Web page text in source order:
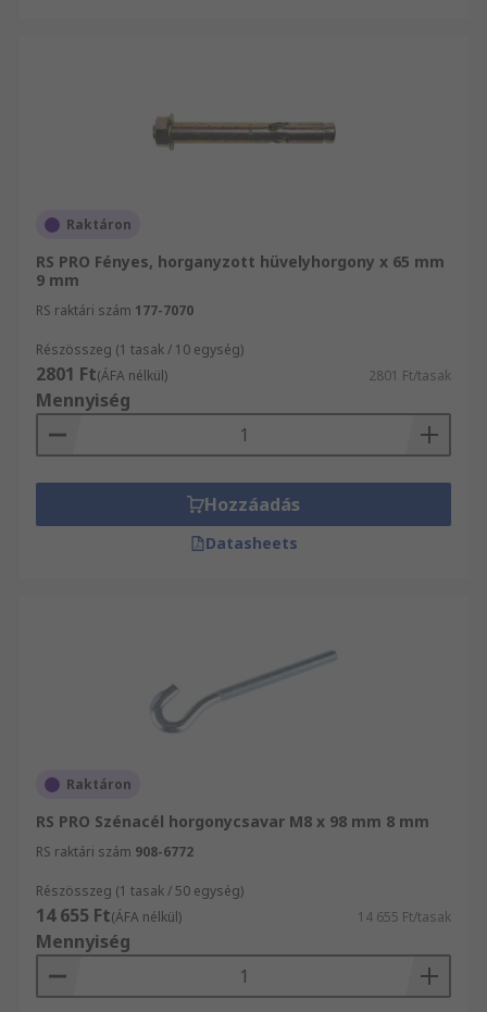
Raktáron
RS PRO Fényes, horganyzott hüvelyhorgony x 65 mm
9 mm
RS raktári szám 177-7070
Részösszeg (1 tasak / 10 egység)
2801 Ft(ÁFA nélkül) 2801 Ft/tasak
Mennyiség
Hozzáadás
Datasheets
Raktáron
RS PRO Szénacél horgonycsavar M8 x 98 mm 8 mm
RS raktári szám 908-6772
Részösszeg (1 tasak / 50 egység)
14 655 Ft(ÁFA nélkül) 14 655 Ft/tasak
Mennyiség